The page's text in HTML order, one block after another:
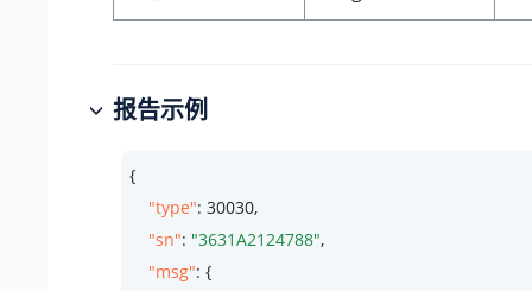
报告示例
{
"type": 30030,
"sn": "3631A2124788",
"msg": {